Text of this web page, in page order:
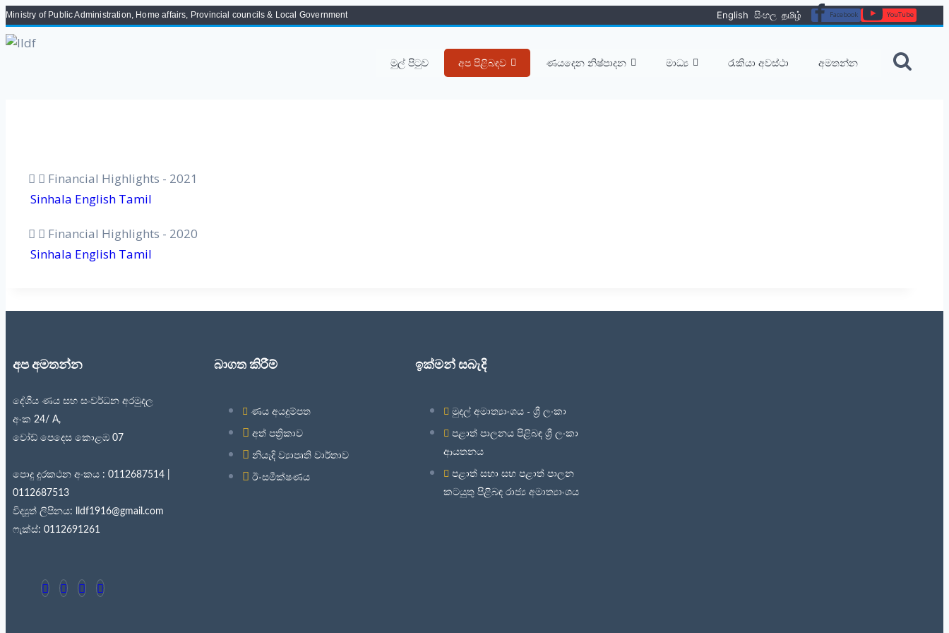
Ministry of Public Administration, Home affairs, Provincial councils & Local Government English සිංහල தமிழ் Facebook YouTube
මුල් පිටුව අප පිළිබඳව ණයදෙන නිෂ්පාදන මාධ්‍ය රැකියා අවස්ථා අමතන්න
Financial Highlights - 2021
Sinhala English Tamil
Financial Highlights - 2020
Sinhala English Tamil
අප අමතන්න
දේශීය ණය සහ සංවර්ධන අරමුදල
අංක 24/ A,
වෝඩ් පෙදෙස කොළඹ 07
පොදු දුරකථන අංකය : 0112687514 |
0112687513
විද්‍යුත් ලිපිනය: lldf1916@gmail.com
ෆැක්ස්: 0112691261
බාගත කිරීම්
ණය අයදුම්පත
අත් පත්‍රිකාව
නියැදි ව්‍යාපෘති වාර්තාව
ඊ-සමීක්ෂණය
ඉක්මන් සබැදි
මුදල් අමාත්‍යාංශය - ශ්‍රී ලංකා
පළාත් පාලනය පිළිබඳ ශ්‍රී ලංකා
ආයතනය
පළාත් සභා සහ පළාත් පාලන
කටයුතු පිළිබඳ රාජ්‍ය අමාත්‍යාංශය